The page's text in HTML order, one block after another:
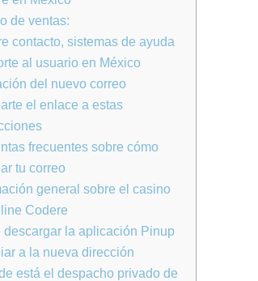
de ventas:
contacto, sistemas de ayuda
al usuario en México
del nuevo correo
el enlace a estas
frecuentes sobre cómo
tu correo
general sobre el casino
Codere
descargar la aplicación Pinup
a la nueva dirección
está el despacho privado de